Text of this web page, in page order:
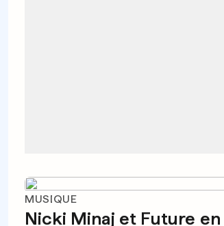
MUSIQUE
Nicki Minaj et Future en